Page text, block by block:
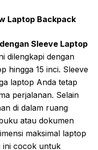
Laptop Backpack
Sleeve Laptop
dilengkapi dengan
hingga 15 inci. Sleeve
laptop Anda tetap
perjalanan. Selain
di dalam ruang
atau dokumen
maksimal laptop
ini cocok untuk